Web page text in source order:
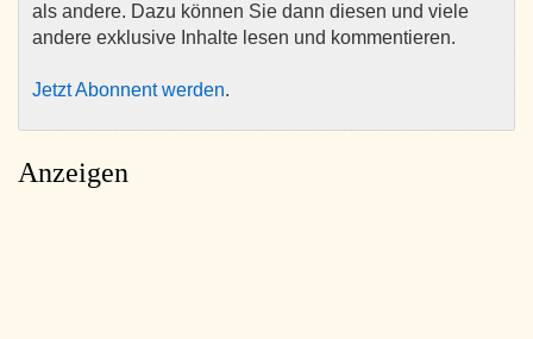
als andere. Dazu können Sie dann diesen und viele
andere exklusive Inhalte lesen und kommentieren.
Jetzt Abonnent werden.
Anzeigen